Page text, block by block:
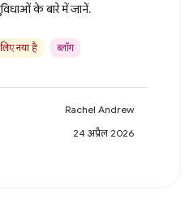
के बारे में जानें.
नया है ब्लॉग
Rachel Andrew
24 अप्रैल 2026